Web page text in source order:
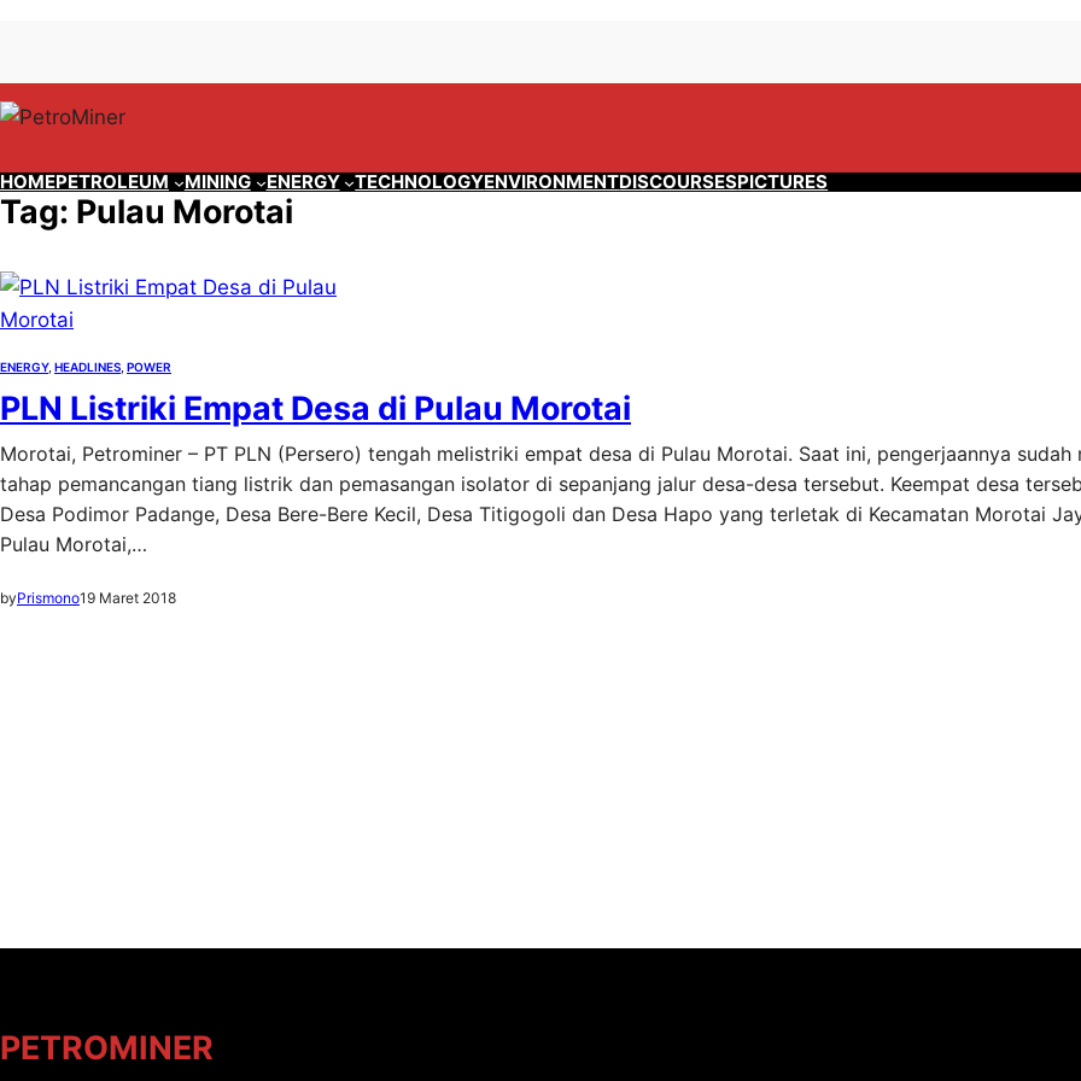
konten
content
HOMEPETROLEUM MINING ENERGY TECHNOLOGYENVIRONMENTDISCOURSESPICTURES
Tag: Pulau Morotai
ENERGY, HEADLINES POWER
PLN Listriki Empat Desa di Pulau Morotai
Morotai, Petrominer – PT PLN (Persero) tengah melistriki empat desa di Pulau Morotai. Saat ini, pengerjaannya sudah
tahap pemancangan tiang listrik dan pemasangan isolator di sepanjang jalur desa-desa tersebut. Keempat desa
Desa Podimor Padange, Desa Bere-Bere Kecil, Desa Titigogoli dan Desa Hapo yang terletak di Kecamatan Morotai
Pulau Morotai,…
byPrismono19 Maret 2018
PETROMINER